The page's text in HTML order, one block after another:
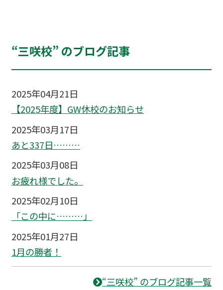
“三咲校” のブログ記事
2025年04月21日
【2025年度】GW休校のお知らせ
2025年03月17日
あと337日………
2025年03月08日
お疲れ様でした。
2025年02月10日
「この中に………」
2025年01月27日
1月の勝者！
“三咲校” のブログ記事一覧